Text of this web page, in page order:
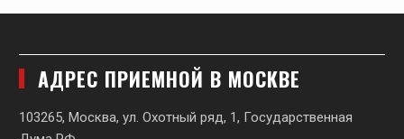
АДРЕС ПРИЕМНОЙ В МОСКВЕ
103265, Москва, ул. Охотный ряд, 1, Государственная